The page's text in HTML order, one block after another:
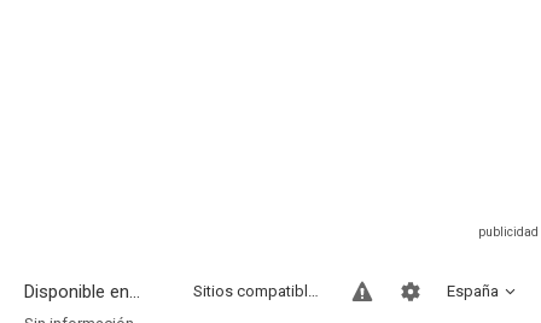
Disponible en... España
Sitios compatibles